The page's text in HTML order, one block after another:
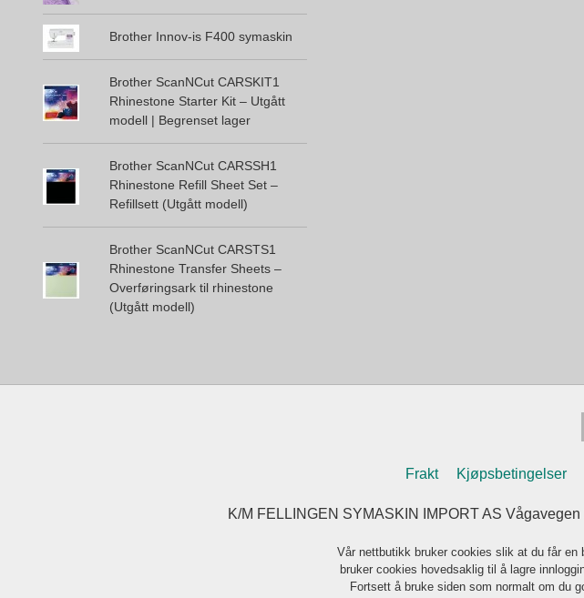
Brother Innov-is F400 symaskin
Brother ScanNCut CARSKIT1
Rhinestone Starter Kit – Utgått
modell | Begrenset lager
Brother ScanNCut CARSSH1
Rhinestone Refill Sheet Set –
Refillsett (Utgått modell)
Brother ScanNCut CARSTS1
Rhinestone Transfer Sheets –
Overføringsark til rhinestone
(Utgått modell)
Frakt Kjøpsbetingelser
K/M FELLINGEN SYMASKIN IMPORT AS
Vår nettbutikk bruker cookies slik at du får
bruker cookies hovedsaklig til å lagre
Fortsett å bruke siden som normalt om du